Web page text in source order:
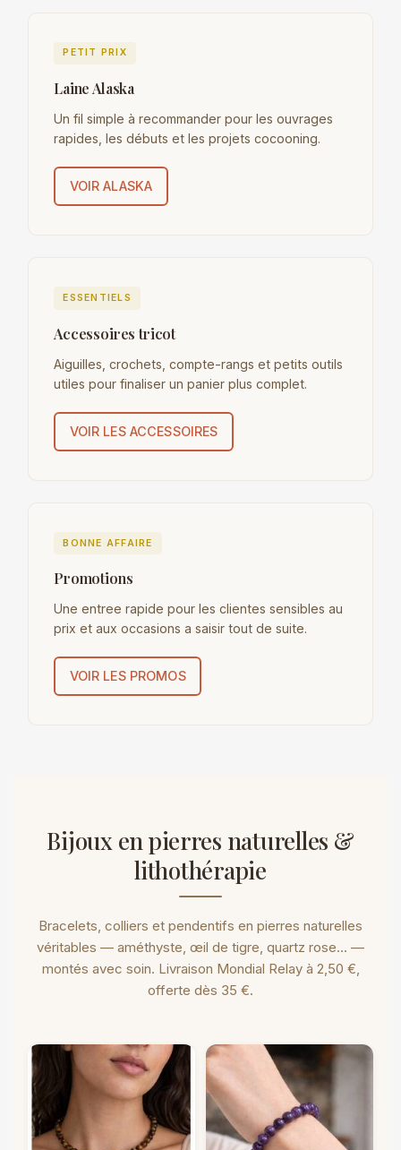
PETIT PRIX
Laine Alaska
Un fil simple à recommander pour les ouvrages
rapides, les débuts et les projets cocooning.
VOIR ALASKA
ESSENTIELS
Accessoires tricot
Aiguilles, crochets, compte-rangs et petits outils
utiles pour finaliser un panier plus complet.
VOIR LES ACCESSOIRES
BONNE AFFAIRE
Promotions
Une entree rapide pour les clientes sensibles au
prix et aux occasions a saisir tout de suite.
VOIR LES PROMOS
Bijoux en pierres naturelles &
lithothérapie
Bracelets, colliers et pendentifs en pierres naturelles
véritables — améthyste, œil de tigre, quartz rose… —
montés avec soin. Livraison Mondial Relay à 2,50 €,
offerte dès 35 €.